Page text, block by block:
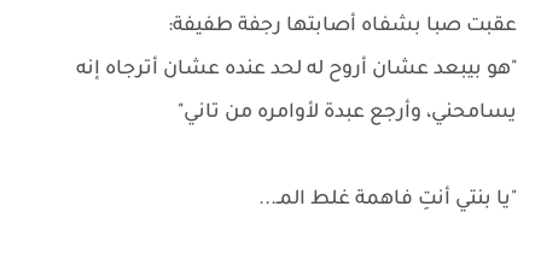
عقبت صبا بشفاه أصابتها رجفة طفيفة:
"هو بيبعد عشان أروح له لحد عنده عشان أترجاه إنه
يسامحني، وأرجع عبدة لأوامره من تاني"
"يا بنتي أنتِ فاهمة غلط المـ...